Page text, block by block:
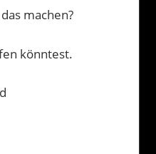
machen?
könntest.